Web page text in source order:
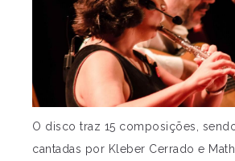
O disco traz 15 composições,
cantadas por Kleber Cerrado e